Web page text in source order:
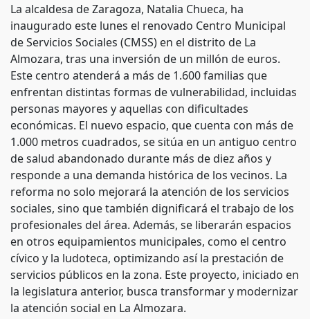
La alcaldesa de Zaragoza, Natalia Chueca, ha
inaugurado este lunes el renovado Centro Municipal
de Servicios Sociales (CMSS) en el distrito de La
Almozara, tras una inversión de un millón de euros.
Este centro atenderá a más de 1.600 familias que
enfrentan distintas formas de vulnerabilidad, incluidas
personas mayores y aquellas con dificultades
económicas. El nuevo espacio, que cuenta con más de
1.000 metros cuadrados, se sitúa en un antiguo centro
de salud abandonado durante más de diez años y
responde a una demanda histórica de los vecinos. La
reforma no solo mejorará la atención de los servicios
sociales, sino que también dignificará el trabajo de los
profesionales del área. Además, se liberarán espacios
en otros equipamientos municipales, como el centro
cívico y la ludoteca, optimizando así la prestación de
servicios públicos en la zona. Este proyecto, iniciado en
la legislatura anterior, busca transformar y modernizar
la atención social en La Almozara.